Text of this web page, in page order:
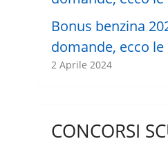
Bonus benzina
domande, ecco
2 Aprile 2024
CONCORSI